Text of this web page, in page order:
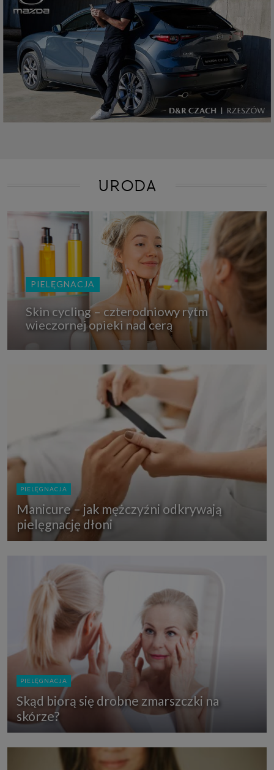
URODA
PIELĘGNACJA
Skin cycling – czterodniowy rytm
wieczornej opieki nad cerą
PIELĘGNACJA
Manicure – jak mężczyźni odkrywają
pielęgnację dłoni
PIELĘGNACJA
Skąd biorą się drobne zmarszczki na
skórze?